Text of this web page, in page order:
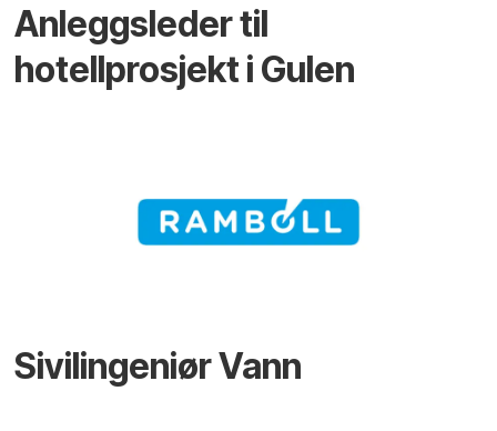
Anleggsleder til
hotellprosjekt i Gulen
Sivilingeniør Vann